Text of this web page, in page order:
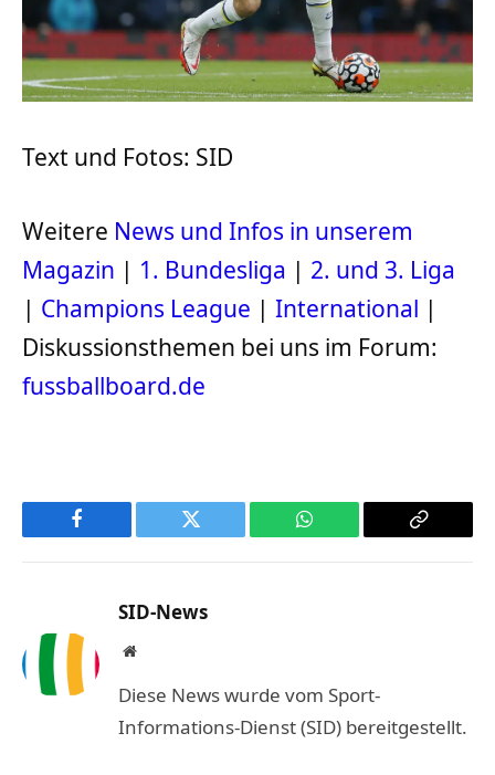
Text und Fotos: SID
Weitere News und Infos in unserem
Magazin | 1. Bundesliga | 2. und 3. Liga
| Champions League | International |
Diskussionsthemen bei uns im Forum:
fussballboard.de
Facebook Twitter WhatsApp
Copy
SID-News
Website
Diese News wurde vom Sport-
Informations-Dienst (SID) bereitgestellt.